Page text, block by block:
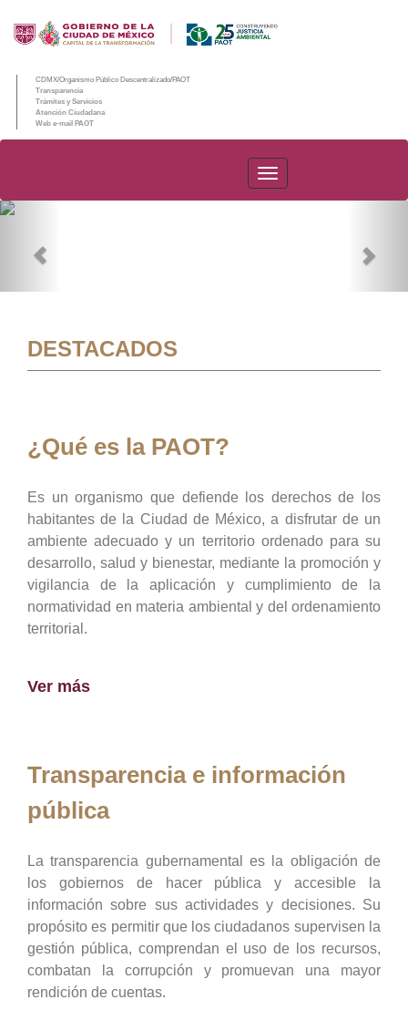
CDMX/Organismo Público Descentralizado/PAOT
Transparencia
Trámites y Servicios
Atención Ciudadana
Web e-mail PAOT
PAOT
DESTACADOS
¿Qué es la PAOT?
Es un organismo que defiende los derechos de los
habitantes de la Ciudad de México, a disfrutar de un
ambiente adecuado y un territorio ordenado para su
desarrollo, salud y bienestar, mediante la promoción y
vigilancia de la aplicación y cumplimiento de la
normatividad en materia ambiental y del ordenamiento
territorial.
Ver más
Transparencia e información
pública
La transparencia gubernamental es la obligación de
los gobiernos de hacer pública y accesible la
información sobre sus actividades y decisiones. Su
propósito es permitir que los ciudadanos supervisen la
gestión pública, comprendan el uso de los recursos,
combatan la corrupción y promuevan una mayor
rendición de cuentas.